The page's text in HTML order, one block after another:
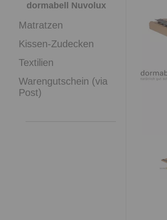
dormabell Nuvolux
Matratzen
Kissen-Zudecken
Textilien
Warengutschein (via
Post)